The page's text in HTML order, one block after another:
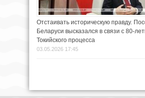
Отстаивать историческую правду.
Беларуси высказался в связи с 80-
Токийского процесса
03.05.2026 17:45